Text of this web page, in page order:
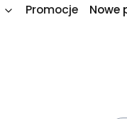
Promocje Nowe